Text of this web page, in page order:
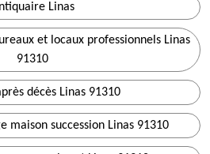
Linas
et locaux professionnels Linas
91310
décès Linas 91310
maison succession Linas 91310